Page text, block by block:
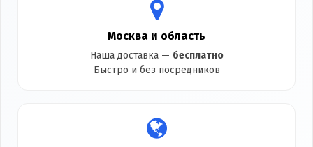
Москва и область
Наша доставка — бесплатно
Быстро и без посредников